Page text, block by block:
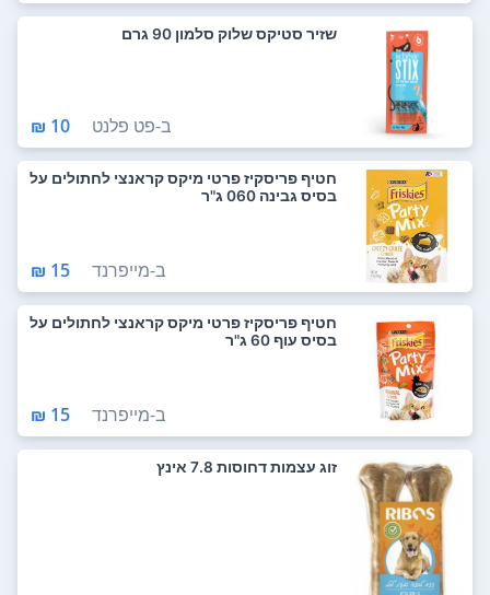
שזיר סטיקס שלוק סלמון 90 גרם
ב-פט פלנט 10 ₪
חטיף פריסקיז פרטי מיקס קראנצי לחתולים על
בסיס גבינה 060 ג"ר
ב-מייפרנד 15 ₪
חטיף פריסקיז פרטי מיקס קראנצי לחתולים על
בסיס עוף 60 ג"ר
ב-מייפרנד 15 ₪
זוג עצמות דחוסות 7.8 אינץ